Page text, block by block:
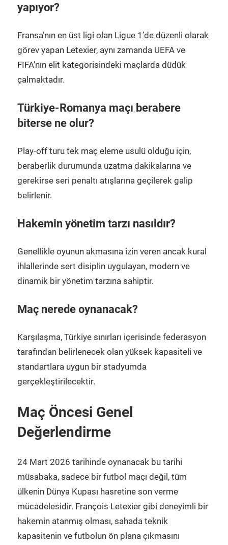
yapıyor?
Fransa’nın en üst ligi olan Ligue 1’de düzenli olarak
görev yapan Letexier, aynı zamanda UEFA ve
FIFA’nın elit kategorisindeki maçlarda düdük
çalmaktadır.
Türkiye-Romanya maçı berabere
biterse ne olur?
Play-off turu tek maç eleme usulü olduğu için,
beraberlik durumunda uzatma dakikalarına ve
gerekirse seri penaltı atışlarına geçilerek galip
belirlenir.
Hakemin yönetim tarzı nasıldır?
Genellikle oyunun akmasına izin veren ancak kural
ihlallerinde sert disiplin uygulayan, modern ve
dinamik bir yönetim tarzına sahiptir.
Maç nerede oynanacak?
Karşılaşma, Türkiye sınırları içerisinde federasyon
tarafından belirlenecek olan yüksek kapasiteli ve
standartlara uygun bir stadyumda
gerçekleştirilecektir.
Maç Öncesi Genel
Değerlendirme
24 Mart 2026 tarihinde oynanacak bu tarihi
müsabaka, sadece bir futbol maçı değil, tüm
ülkenin Dünya Kupası hasretine son verme
mücadelesidir. François Letexier gibi deneyimli bir
hakemin atanmış olması, sahada teknik
kapasitenin ve futbolun ön plana çıkmasını